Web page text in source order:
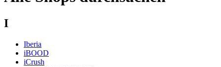
I
Iberia
iBOOD
iCrush